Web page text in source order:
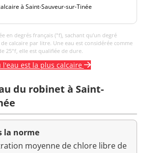
à Saint-Sauveur-sur-Tinée
en degrés français (°f), sachant qu’un degré
calcaire par litre. Une eau est considérée comme
25°f, elle est qualifiée de dure.
l'eau est la plus calcaire
du robinet à Saint-
la norme
moyenne de chlore libre de